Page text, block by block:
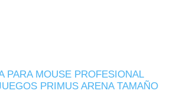
PARA MOUSE PROFESIONAL
PRIMUS ARENA TAMAÑO